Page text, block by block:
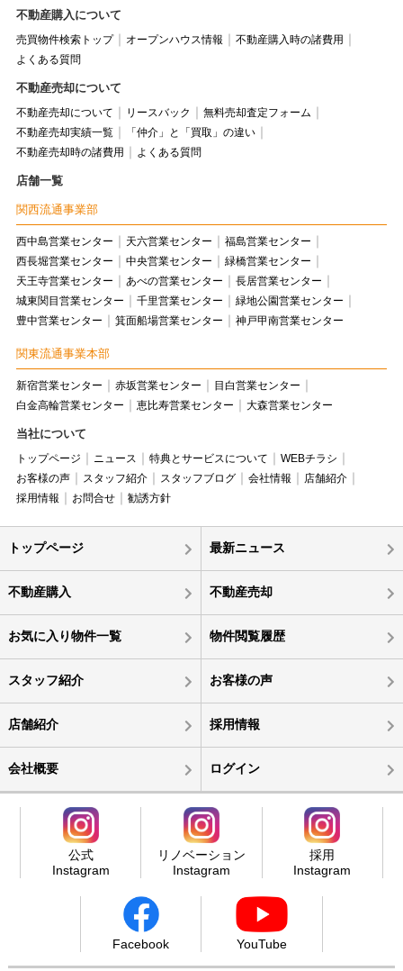
不動産購入について
売買物件検索トップ オープンハウス情報
不動産購入時の諸費用
よくある質問
不動産売却について
不動産売却について リースバック
無料売却査定フォーム
不動産売却実績一覧
「仲介」と「買取」の違い
不動産売却時の諸費用
よくある質問
店舗一覧
関西流通事業部
西中島営業センター 天六営業センター
福島営業センター
西長堀営業センター
中央営業センター
緑橋営業センター
天王寺営業センター
あべの営業センター
長居営業センター
城東関目営業センター
千里営業センター
緑地公園営業センター
豊中営業センター
箕面船場営業センター 神戸甲南営業センター
関東流通事業本部
新宿営業センター 赤坂営業センター
目白営業センター
白金高輪営業センター
恵比寿営業センター 大森営業センター
当社について
トップページ ニュース 特典とサービスについて
WEBチラシ
お客様の声
スタッフ紹介 スタッフブログ 会社情報
店舗紹介
採用情報
お問合せ 勧誘方針
トップページ 最新ニュース
不動産購入 不動産売却
お気に入り物件一覧 物件閲覧履歴
スタッフ紹介 お客様の声
店舗紹介 採用情報
会社概要 ログイン
公式
Instagram
リノベーション
Instagram
採用
Instagram
Facebook YouTube